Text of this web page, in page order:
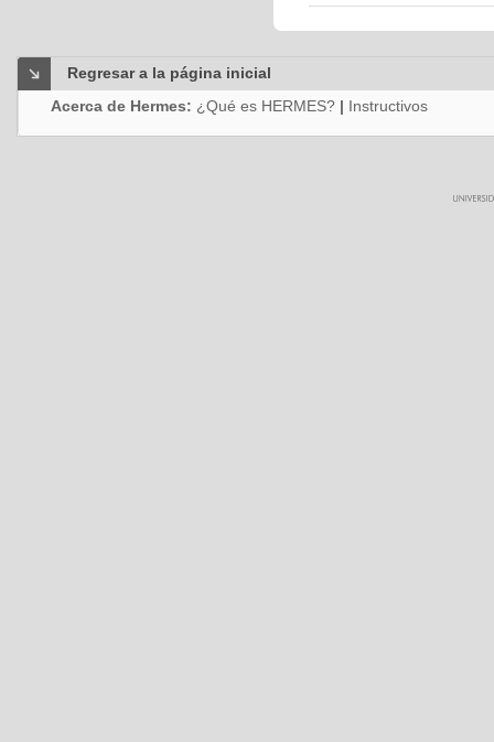
Regresar a la página inicial
Acerca de Hermes: ¿Qué es HERMES? | Instructivos